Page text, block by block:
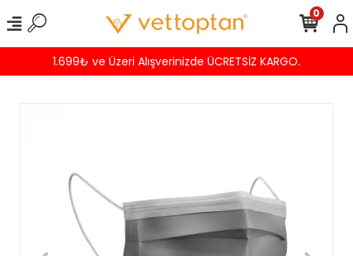
1.699₺ ve Üzeri Alışverinizde ÜCRETSİZ KARGO.
0